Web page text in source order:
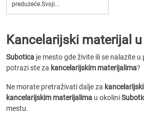
preduzeće.Svoji...
Kancelarijski materijal
Subotica je mesto gde živite ili se nalazite u
potrazi ste za kancelarijskim materijalima?
Ne morate pretraživati dalje za
kancelarijskim materijalima u okolini
mestu.